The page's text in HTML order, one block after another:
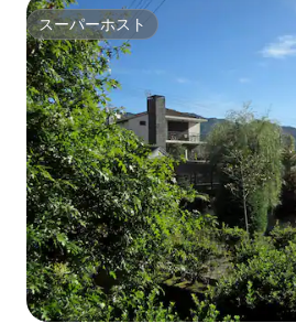
スーパーホスト
スーパーホスト